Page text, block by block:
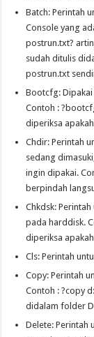
Batch: Perintah
Console yang
postrun.txt?
sudah ditulis
postrun.txt
Bootcfg:
Contoh :
diperiksa
Chdir: Perintah
sedang
ingin dipakai.
berpindah
Chkdsk:
pada harddisk.
diperiksa
Cls: Perintah
Copy: Perintah
Contoh : ?copy
didalam folder
Delete: Perintah